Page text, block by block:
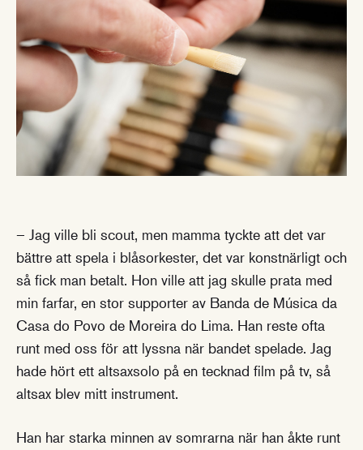
– Jag ville bli scout, men mamma tyckte att det var
bättre att spela i blåsorkester, det var konstnärligt och
så fick man betalt. Hon ville att jag skulle prata med
min farfar, en stor supporter av Banda de Música da
Casa do Povo de Moreira do Lima. Han reste ofta
runt med oss för att lyssna när bandet spelade. Jag
hade hört ett altsaxsolo på en tecknad film på tv, så
altsax blev mitt instrument.
Han har starka minnen av somrarna när han åkte runt